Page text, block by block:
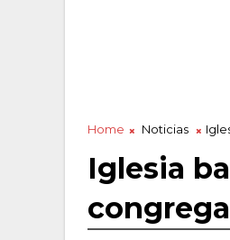
Home Noticias
Iglesia